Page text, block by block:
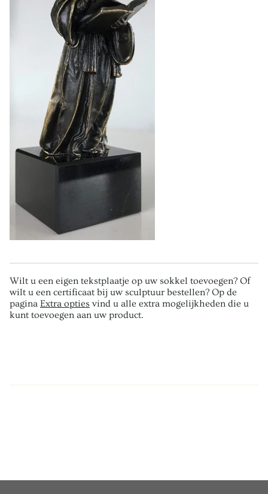
Wilt u een eigen tekstplaatje op uw sokkel toevoegen? Of
wilt u een certificaat bij uw sculptuur bestellen? Op de
pagina Extra opties vind u alle extra mogelijkheden die u
kunt toevoegen aan uw product.